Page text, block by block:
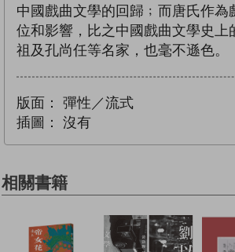
中國戲曲文學的回歸﹔而唐氏作為
位和影響，比之中國戲曲文學史上
祖及孔尚任等名家，也毫不遜色。
版面：
彈性／流式
插圖：
沒有
相關書籍